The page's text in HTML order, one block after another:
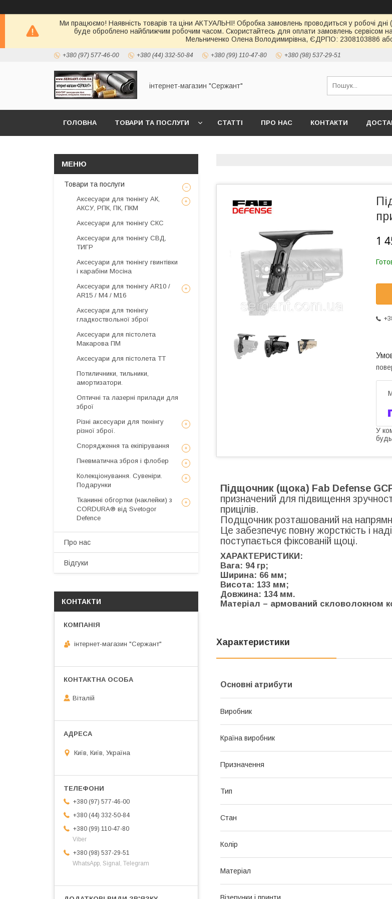
Ми працюємо! Наявність товарів та ціни АКТУАЛЬНІ! Обробка замовлень проводиться у робочі
буде оброблено найближчим робочим часом. Скористайтесь для оплати замовлень
Мельниченко Олена Володимирівна, ЄДРПО: 2308103886
+380 (97) 577-46-00 +380 (44) 332-50-84 +380 (99) 110-47-80 +380 (98) 537-29-51
інтернет-магазин "Сержант"
ГОЛОВНА ТОВАРИ ТА ПОСЛУГИ СТАТТІ ПРО НАС КОНТАКТИ
1
У
Підщочник (щока) Fab Defense
призначений для підвищення
прицілів.
Подщочник розташований на
Це забезпечує повну жорсткість і
поступається фіксованій щоці.
ХАРАКТЕРИСТИКИ:
Вага: 94 гр;
Ширина: 66 мм;
Висота: 133 мм;
Довжина: 134 мм.
Матеріал – армований скловолокном
Характеристики
Основні атрибути
Виробник
Країна виробник
Призначення
Тип
Стан
Колір
Матеріал
Візерунки і принти
Товари та послуги
Аксесуари для тюнінгу АК,
АКСУ, РПК, ПК, ПКМ
Аксесуари для тюнінгу СКС
Аксесуари для тюнінгу СВД,
ТИГР
Аксесуари для тюнінгу гвинтівки
і карабіни Мосіна
Аксесуари для тюнінгу AR10 /
AR15 / М4 / М16
Аксесуари для тюнінгу
гладкоствольної зброї
Аксесуари для пістолета
Макарова ПМ
Аксесуари для пістолета ТТ
Потиличники, тильники,
амортизатори.
Оптичні та лазерні прилади для
зброї
Різні аксесуари для тюнінгу
різної зброї.
Спорядження та екіпірування
Пневматична зброя і флобер
Колекціонування. Сувеніри.
Подарунки
Тканинні обгортки (наклейки) з
CORDURA® від Svetogor
Defence
Про нас
Відгуки
КОНТАКТИ
інтернет-магазин "Сержант"
Віталій
Київ, Київ, Україна
+380 (97) 577-46-00
+380 (44) 332-50-84
+380 (99) 110-47-80
Viber
+380 (98) 537-29-51
WhatsApp, Signal, Telegram